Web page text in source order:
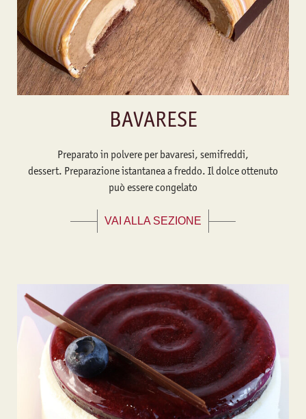
BAVARESE
Preparato in polvere per bavaresi, semifreddi,
dessert. Preparazione istantanea a freddo. Il dolce ottenuto
può essere congelato
VAI ALLA SEZIONE